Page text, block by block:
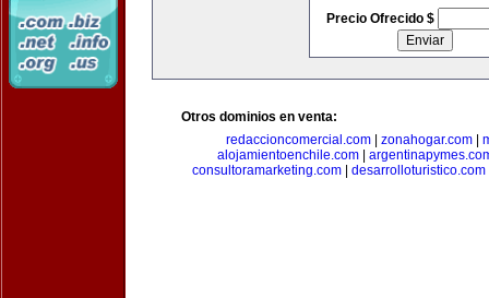
Precio Ofrecido $
Otros dominios en venta:
redaccioncomercial.com
zonahogar.com
alojamientoenchile.com
consultoramarketing.com
desarrolloturistico.com